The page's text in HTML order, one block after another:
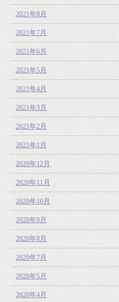
2021年8月
2021年7月
2021年6月
2021年5月
2021年4月
2021年3月
2021年2月
2021年1月
2020年12月
2020年11月
2020年10月
2020年9月
2020年8月
2020年7月
2020年5月
2020年4月